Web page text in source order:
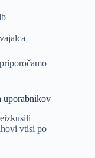
uporabnikov
vtisi po